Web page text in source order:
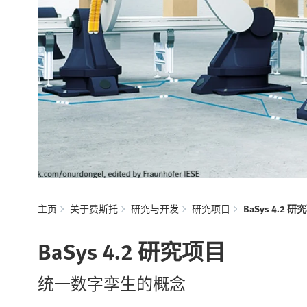
主页 关于费斯托 研究与开发 研究项目 BaSys 4.2 研
BaSys 4.2 研究项目
统一数字孪生的概念